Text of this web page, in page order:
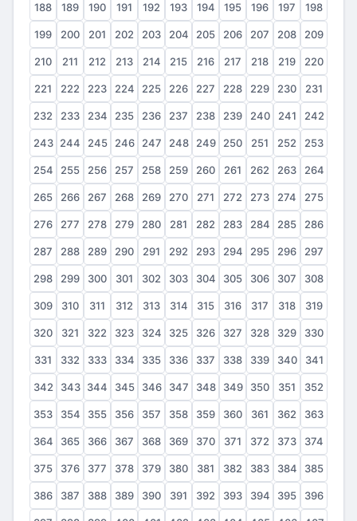
188 189 190 191 192 193 194 195 196 197 198
199 200 201 202 203 204 205 206 207 208 209
210 211 212 213 214 215 216 217 218 219 220
221 222 223 224 225 226 227 228 229 230 231
232 233 234 235 236 237 238 239 240 241 242
243 244 245 246 247 248 249 250 251 252 253
254 255 256 257 258 259 260 261 262 263 264
265 266 267 268 269 270 271 272 273 274 275
276 277 278 279 280 281 282 283 284 285 286
287 288 289 290 291 292 293 294 295 296 297
298 299 300 301 302 303 304 305 306 307 308
309 310 311 312 313 314 315 316 317 318 319
320 321 322 323 324 325 326 327 328 329 330
331 332 333 334 335 336 337 338 339 340 341
342 343 344 345 346 347 348 349 350 351 352
353 354 355 356 357 358 359 360 361 362 363
364 365 366 367 368 369 370 371 372 373 374
375 376 377 378 379 380 381 382 383 384 385
386 387 388 389 390 391 392 393 394 395 396